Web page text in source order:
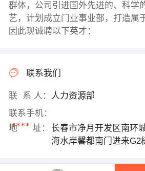
群体，公司引进国外先进的、科学
艺，计划成立门业事业部，打造属
因此现诚聘以下英才：
联系我们
联 系 人： 人力资源部
联系手机：
****
地 址：
长春市净月开发区南环
海水岸馨都南门进来G2